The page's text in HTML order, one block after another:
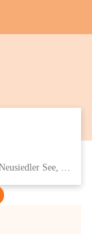
Eisenstädter Straße 18, 7091 Breitenbrunn am Neusiedler See, AUT